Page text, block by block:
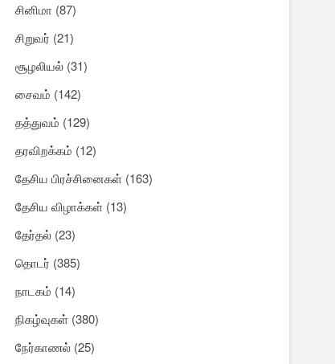
சினிமா (87)
சிறுவர் (21)
சூழலியல் (31)
சைவம் (142)
தத்துவம் (129)
தரவிறக்கம் (12)
தேசிய பிரச்சினைகள் (163)
தேசிய விழாக்கள் (13)
தேர்தல் (23)
தொடர் (385)
நாடகம் (14)
நிகழ்வுகள் (380)
நேர்காணல் (25)